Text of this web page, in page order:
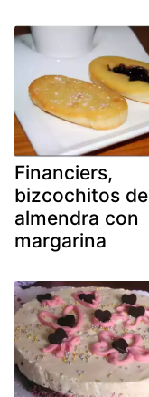
Financiers,
bizcochitos de
almendra con
margarina